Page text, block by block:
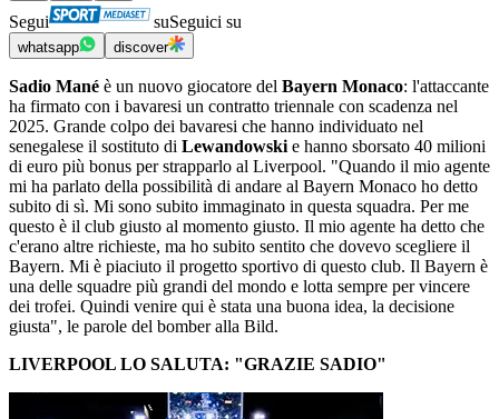
Segui suSeguici su
whatsapp discover
Sadio Mané è un nuovo giocatore del Bayern Monaco: l'attaccante
ha firmato con i bavaresi un contratto triennale con scadenza nel
2025. Grande colpo dei bavaresi che hanno individuato nel
senegalese il sostituto di Lewandowski e hanno sborsato 40 milioni
di euro più bonus per strapparlo al Liverpool. "Quando il mio agente
mi ha parlato della possibilità di andare al Bayern Monaco ho detto
subito di sì. Mi sono subito immaginato in questa squadra. Per me
questo è il club giusto al momento giusto. Il mio agente ha detto che
c'erano altre richieste, ma ho subito sentito che dovevo scegliere il
Bayern. Mi è piaciuto il progetto sportivo di questo club. Il Bayern è
una delle squadre più grandi del mondo e lotta sempre per vincere
dei trofei. Quindi venire qui è stata una buona idea, la decisione
giusta", le parole del bomber alla Bild.
LIVERPOOL LO SALUTA: "GRAZIE SADIO"